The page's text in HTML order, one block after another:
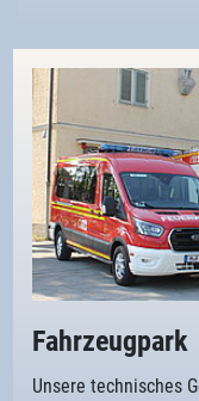
Fahrzeugpark
Unsere technisches